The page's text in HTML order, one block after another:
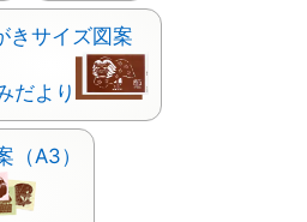
きサイズ図案
だより
（A3）